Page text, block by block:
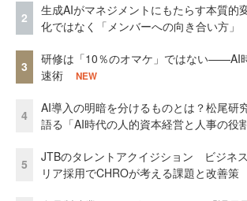
2
生成AIがマネジメントにもたらす本質的
化ではなく「メンバーへの向き合い方」
3
研修は「10％のオマケ」ではない——AI
速術
NEW
4
AI導入の明暗を分けるものとは？松尾研
語る「AI時代の人的資本経営と人事の役割
5
JTBのタレントアクイジション ビジネ
リア採用でCHROが考える課題と改善策